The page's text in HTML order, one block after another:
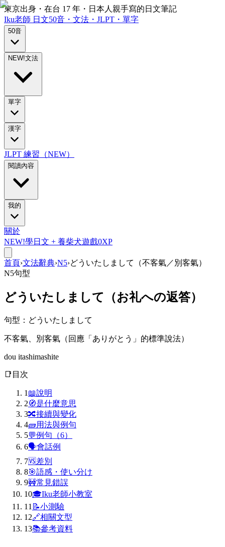
東京出身・在台 17 年・日本人親手寫的日文筆記
Iku老師 日文50音・文法・JLPT・單字
50音
NEW!文法
單字
漢字
JLPT 練習（NEW）
閱讀內容
我的
關於
NEW!學日文 + 養柴犬遊戲0XP
首頁›文法辭典›N5›どういたしまして（不客氣／別客氣）
N5句型
どういたしまして （お礼への返答）
句型 ： どういたしまして
不客氣、別客氣（回應「ありがとう」的標準說法）
dou itashimashite
📑 目次
1 📖說明
2🧭是什麼意思
3🔀接續與變化
4🧱用法與例句
5💬例句（6）
6🗣會話例
7🆚差別
8🎯語感・使い分け
9🚧常見錯誤
10🎓Iku老師小教室
11 📝小測驗
12🔗相關文型
13📚參考資料